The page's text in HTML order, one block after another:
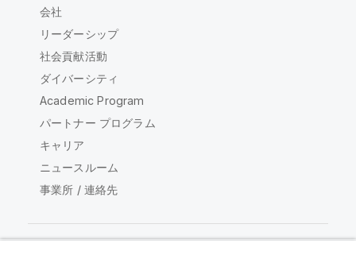
会社
リーダーシップ
社会貢献活動
ダイバーシティ
Academic Program
パートナー プログラム
キャリア
ニュースルーム
事業所 / 連絡先